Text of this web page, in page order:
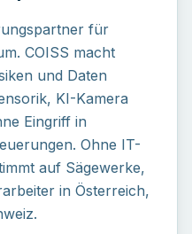
für
COISS macht
und Daten
KI-Kamera
Eingriff in
Ohne IT-
auf Sägewerke,
in Österreich,